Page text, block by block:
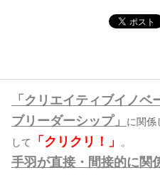
「クリエイティブイノ
ブリーダーシップ」
に関係
して
「クリクリ！」 。
手羽が直接・間接的に関
このサイトについて
運営会社
お問い合わせ